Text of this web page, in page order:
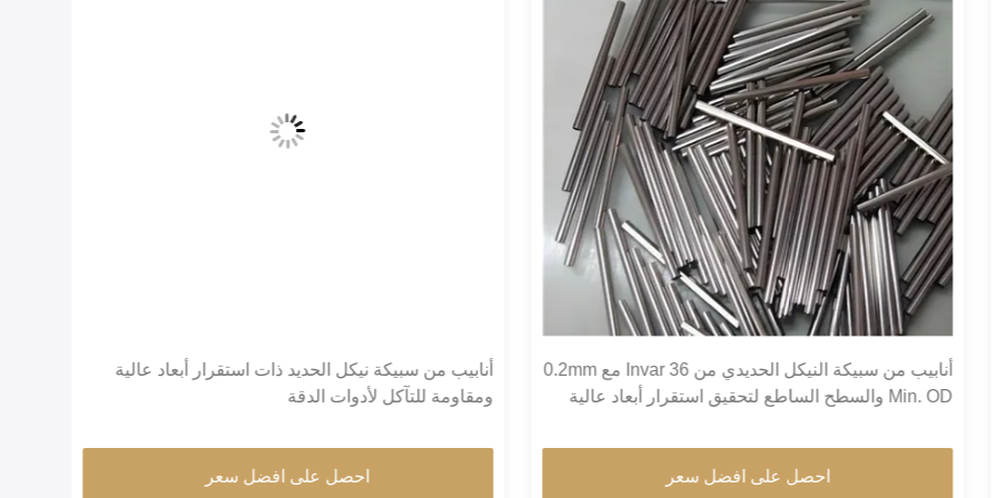
أنابيب من سبيكة النيكل الحديدي من Invar 36 مع 0.2mm
Min. OD والسطح الساطع لتحقيق استقرار أبعاد عالية
احصل على افضل سعر
أنابيب من سبيكة نيكل الحديد ذات استقرار أبعاد عالية
ومقاومة للتآكل لأدوات الدقة
احصل على افضل سعر